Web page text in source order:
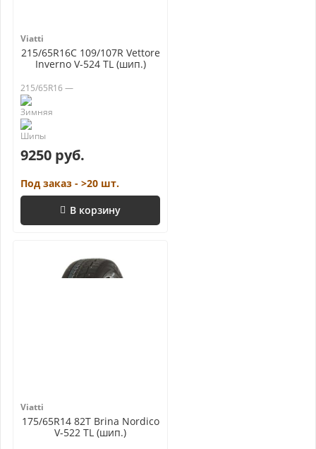
Viatti
215/65R16C 109/107R Vettore
Inverno V-524 TL (шип.)
215/65R16 —
9250 руб.
Под заказ - >20 шт.
В корзину
Viatti
175/65R14 82T Brina Nordico
V-522 TL (шип.)